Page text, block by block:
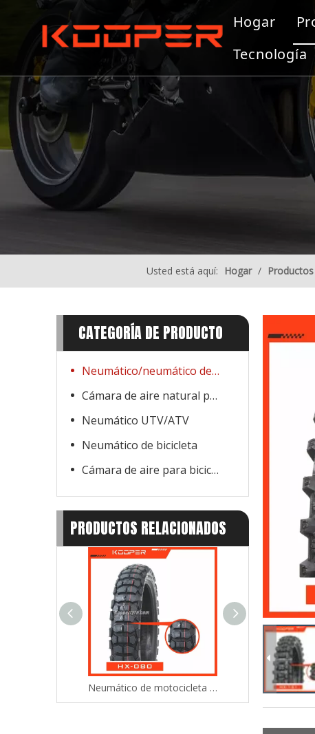
Hogar
Tecnología
Usted está aquí: Hogar / Productos
CATEGORÍA DE PRODUCTO
Neumático/neumático de motocicleta
Cámara de aire natural para motocicleta
Neumático UTV/ATV
Neumático de bicicleta
Cámara de aire para bicicleta
PRODUCTOS RELACIONADOS
Neumático de motocicleta todoterreno (90/90-21) para un agarre y manejo superiores